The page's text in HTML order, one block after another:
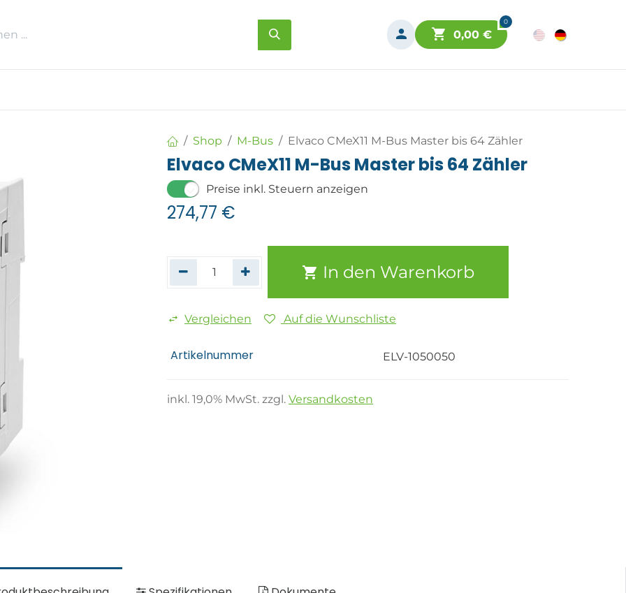
0
0,00€
Shop M-Bus Elvaco CMeX11 M-Bus Master bis 64 Zähler
Elvaco CMeX11 M-Bus Master bis 64 Zähler
Preise inkl. Steuern anzeigen
274,77 €
In den Warenkorb
Vergleichen Auf die Wunschliste
Artikelnummer ELV-1050050
inkl. 19,0% MwSt. zzgl. Versandkosten